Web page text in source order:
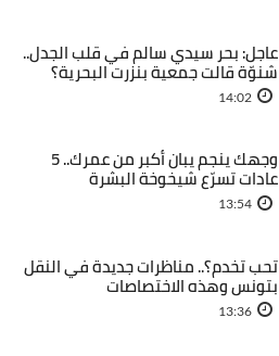
عاجل: بحر سيدي سالم في قلب الجدل..
شنوّة قالت جمعية بنزرت البحرية؟
14:02
وجهك ينجم يبان أكبر من عمرك.. 5
عادات تسرّع شيخوخة البشرة
13:54
تحب تخدم؟.. مناظرات جديدة في النقل
بتونس وهذه الاختصاصات
13:36